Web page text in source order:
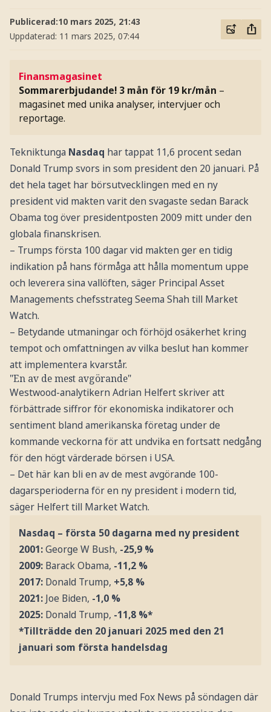
Publicerad:10 mars 2025, 21:43
Uppdaterad: 11 mars 2025, 07:44
Finansmagasinet
Sommarerbjudande! 3 mån för 19 kr/mån –
magasinet med unika analyser, intervjuer och
reportage.
Tekniktunga Nasdaq har tappat 11,6 procent sedan
Donald Trump svors in som president den 20 januari. På
det hela taget har börsutvecklingen med en ny
president vid makten varit den svagaste sedan Barack
Obama tog över presidentposten 2009 mitt under den
globala finanskrisen.
– Trumps första 100 dagar vid makten ger en tidig
indikation på hans förmåga att hålla momentum uppe
och leverera sina vallöften, säger Principal Asset
Managements chefsstrateg Seema Shah till Market
Watch.
– Betydande utmaningar och förhöjd osäkerhet kring
tempot och omfattningen av vilka beslut han kommer
att implementera kvarstår.
"En av de mest avgörande"
Westwood-analytikern Adrian Helfert skriver att
förbättrade siffror för ekonomiska indikatorer och
sentiment bland amerikanska företag under de
kommande veckorna för att undvika en fortsatt nedgång
för den högt värderade börsen i USA.
– Det här kan bli en av de mest avgörande 100-
dagarsperioderna för en ny president i modern tid,
säger Helfert till Market Watch.
Nasdaq – första 50 dagarna med ny president
2001:George W Bush, -25,9 %
2009: Barack Obama, -11,2 %
2017: Donald Trump, +5,8 %
2021: Joe Biden, -1,0 %
2025: Donald Trump, -11,8 %*
*Tillträdde den 20 januari 2025 med den 21
januari som första handelsdag
Donald Trumps intervju med Fox News på söndagen där